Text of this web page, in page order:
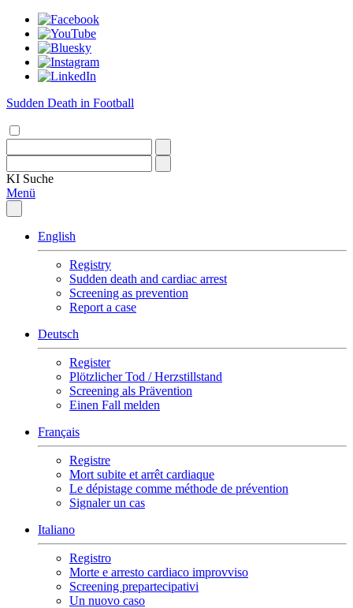
Sudden Death in Football
KI Suche
Menü
English
Registry
Sudden death and cardiac arrest
Screening as prevention
Report a case
Deutsch
Register
Plötzlicher Tod / Herzstillstand
Screening als Prävention
Einen Fall melden
Français
Registre
Mort subite et arrêt cardiaque
Le dépistage comme méthode de prévention
Signaler un cas
Italiano
Registro
Morte e arresto cardiaco improvviso
Screening prepartecipativi
Un nuovo caso